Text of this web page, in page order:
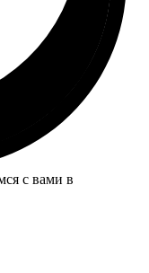
с вами в